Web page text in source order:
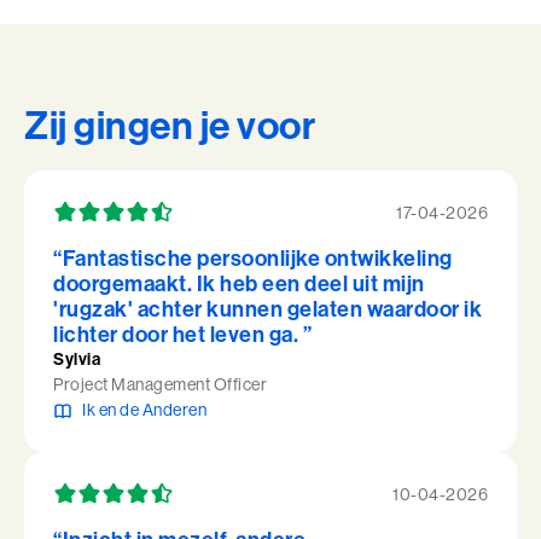
Zij gingen je voor
17-04-2026
“Fantastische persoonlijke ontwikkeling
doorgemaakt. Ik heb een deel uit mijn
'rugzak' achter kunnen gelaten waardoor ik
lichter door het leven ga. ”
Sylvia
Project Management Officer
Ik en de Anderen
10-04-2026